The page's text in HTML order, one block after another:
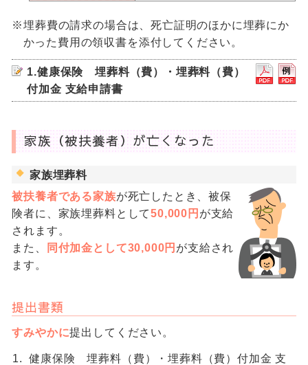
※埋葬費の請求の場合は、死亡証明のほかに埋葬にか
かった費用の領収書を添付してください。
1.健康保険 埋葬料（費）・埋葬料（費）
付加金 支給申請書
家族（被扶養者）が亡くなった
家族埋葬料
被扶養者である家族が死亡したとき、被保
険者に、家族埋葬料として50,000円 が支給
されます。
また、
同付加金として30,000円 が支給され
ます。
提出書類
すみやかに提出してください。
健康保険 埋葬料（費）・埋葬料（費）付加金 支